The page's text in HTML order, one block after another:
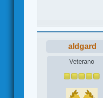
aldgard
Veterano